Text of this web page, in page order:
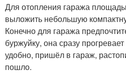
Для отопления гаража
выложить небольшую
Конечно для гаража
буржуйку, она сразу
удобно, пришёл в гараж,
пошло.